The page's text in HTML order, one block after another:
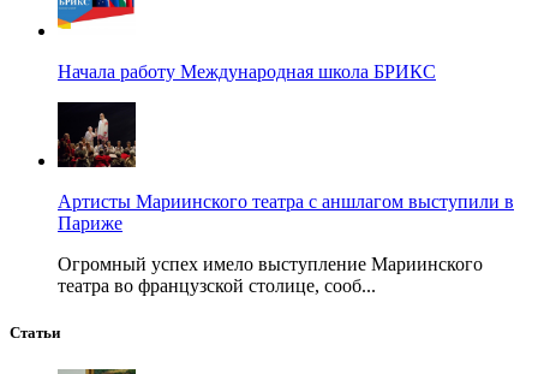
Начала работу Международная школа БРИКС
Артисты Мариинского театра с аншлагом выступили в
Париже
Огромный успех имело выступление Мариинского
театра во французской столице, сооб...
Статьи